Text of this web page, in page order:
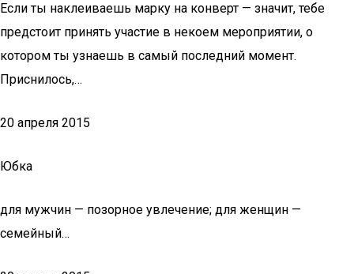
Если ты наклеиваешь марку на конверт — значит, тебе
предстоит принять участие в некоем мероприятии, о
котором ты узнаешь в самый последний момент.
Приснилось,…
20 апреля 2015
Юбка
для мужчин — позорное увлечение; для женщин —
семейный…